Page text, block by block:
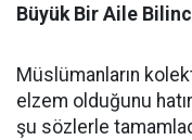
Büyük Bir Aile
Müslümanların
elzem olduğunu
şu sözlerle